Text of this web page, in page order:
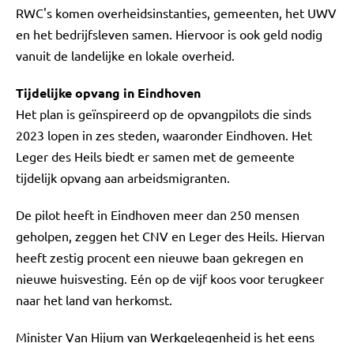
RWC's komen overheidsinstanties, gemeenten, het UWV
en het bedrijfsleven samen. Hiervoor is ook geld nodig
vanuit de landelijke en lokale overheid.
Tijdelijke opvang in Eindhoven
Het plan is geïnspireerd op de opvangpilots die sinds
2023 lopen in zes steden, waaronder Eindhoven. Het
Leger des Heils biedt er samen met de gemeente
tijdelijk opvang aan arbeidsmigranten.
De pilot heeft in Eindhoven meer dan 250 mensen
geholpen, zeggen het CNV en Leger des Heils. Hiervan
heeft zestig procent een nieuwe baan gekregen en
nieuwe huisvesting. Eén op de vijf koos voor terugkeer
naar het land van herkomst.
Minister Van Hijum van Werkgelegenheid is het eens